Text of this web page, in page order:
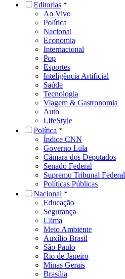
Editorias
Ao Vivo
Política
Nacional
Economia
Internacional
Pop
Esportes
Inteligência Artificial
Saúde
Tecnologia
Viagem & Gastronomia
Auto
LifeStyle
Política
Índice CNN
Governo Lula
Câmara dos Deputados
Senado Federal
Supremo Tribunal Federal
Políticas Públicas
Nacional
Educação
Segurança
Clima
Meio Ambiente
Auxílio Brasil
São Paulo
Rio de Janeiro
Minas Gerais
Brasília